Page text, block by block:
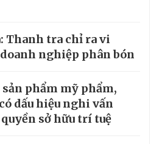
Thanh tra chỉ ra vi
nghiệp phân bón
sản phẩm mỹ phẩm,
dấu hiệu nghi vấn
sở hữu trí tuệ